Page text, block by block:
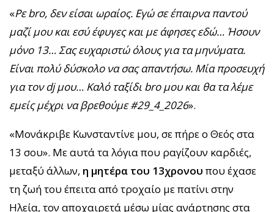
«Ρε bro, δεν είσαι ωραίος. Εγώ σε έπαιρνα παντού
μαζί μου και εσύ έφυγες και με άφησες εδώ… Ήσουν
μόνο 13… Σας ευχαριστώ όλους για τα μηνύματα.
Είναι πολύ δύσκολο να σας απαντήσω. Μία προσευχή
για τον dj μου… Καλό ταξίδι bro μου και θα τα λέμε
εμείς μέχρι να βρεθούμε #29_4_2026».
«Μονάκριβε Κωνσταντίνε μου, σε πήρε ο Θεός στα
13 σου». Με αυτά τα λόγια που ραγίζουν καρδιές,
μεταξύ άλλων, η μητέρα του 13χρονου που έχασε
τη ζωή του έπειτα από τροχαίο με πατίνι στην
Ηλεία, τον αποχαιρετά μέσω μίας ανάρτησης στα